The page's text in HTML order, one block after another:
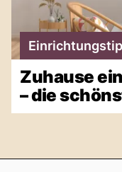
Zuhause
– die